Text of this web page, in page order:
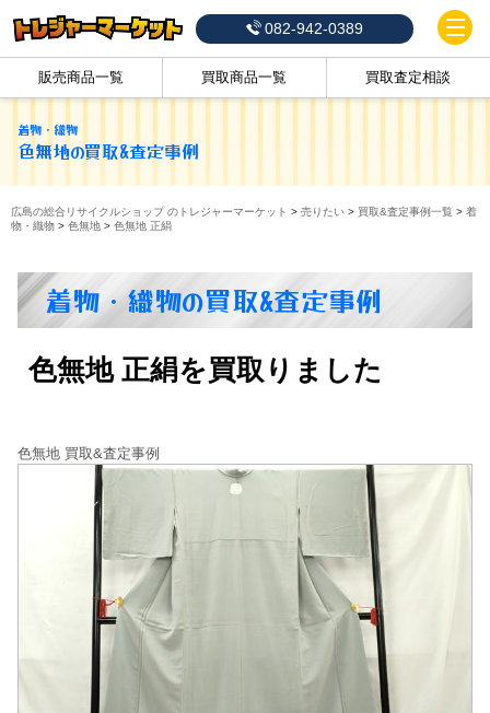
082-942-0389
販売商品一覧 買取商品一覧 買取査定相談
着物・織物
色無地の買取&査定事例
広島の総合リサイクルショップ のトレジャーマーケット > 売りたい> 買取&査定事例一覧 > 着
物・織物> 色無地> 色無地 正絹
着物・織物の買取&査定事例
色無地 正絹を買取りました
色無地 買取&査定事例